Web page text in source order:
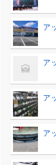
ア
ア
ア
ア